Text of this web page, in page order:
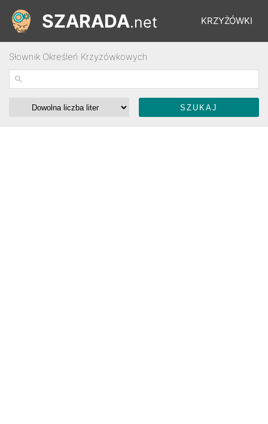
KRZYŻÓWKI
ŁAMIGŁÓWKI
SZARADA.net
Słownik Określeń Krzyżówkowych